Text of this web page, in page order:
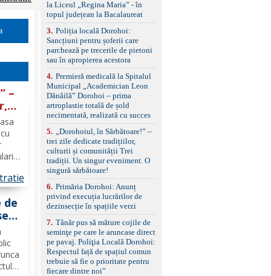
–
de
o
panoramică, geamuri
spate fumurii Carlig de
remorcare Bonus: -
Covorașe textile montate
pe mașină. -Ofer și un
set de covorașe din
împreună cu un set de
anvelope de iarnă.
la Liceul „Regina Maria” - în
topul județean la Bacalaureat
3. Poliția locală Dorohoi:
Sancțiuni pentru șoferii care
parchează pe trecerile de pietoni
sau în apropierea acestora
4. Premieră medicală la Spitalul
Municipal „Academician Leon
Dănăilă” Dorohoi – prima
artroplastie totală de șold
necimentată, realizată cu succes
5.
„Dorohoiul, în Sărbătoare!” –
trei zile dedicate tradițiilor,
culturii și comunității Trei
tradiții. Un singur eveniment. O
singură sărbătoare!
6. Primăria Dorohoi: Anunț
privind execuția lucrărilor de
dezinsecție în spațiile verzi
7. Tânăr pus să măture cojile de
seminţe pe care le aruncase direct
pe pavaj. Poliţia Locală Dorohoi:
Respectul față de spațiul comun
trebuie să fie o prioritate pentru
fiecare dintre noi”